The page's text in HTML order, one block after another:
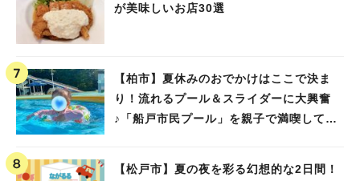
が美味しいお店30選
【柏市】夏休みのおでかけはここで決ま
り！流れるプール＆スライダーに大興奮
♪「船戸市民プール」を親子で満喫してき
【松戸市】夏の夜を彩る幻想的な2日間！